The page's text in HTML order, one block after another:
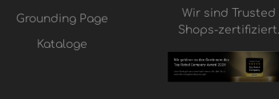
Grounding Page
Kataloge
Wir sind Trusted
Shops-zertifiziert.